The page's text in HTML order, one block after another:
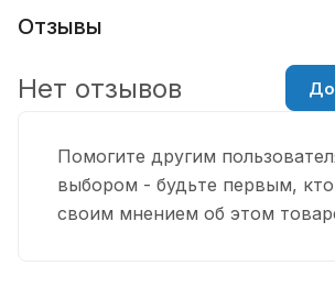
Отзывы
Помогите другим
выбором - будьте первым,
своим мнением об этом
Нет отзывов